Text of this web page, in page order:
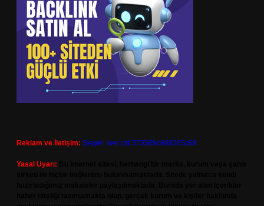
Reklam ve İletişim: Skype: live:.cid.575569c608265c69
Yasal Uyarı: